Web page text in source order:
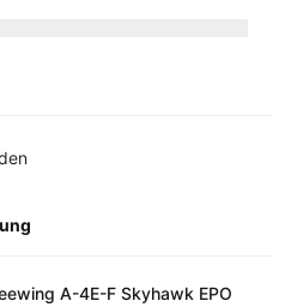
A-4E-F Skyhawk EPO